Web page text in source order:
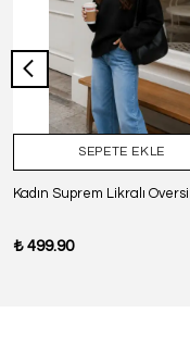
SEPETE EKLE
₺ 499.90